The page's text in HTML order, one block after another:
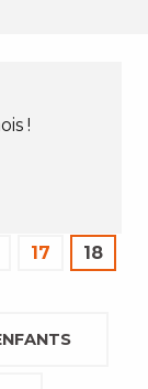
!
17 18